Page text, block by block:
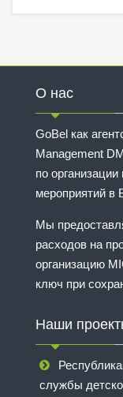
О нас
GoBel как
Management
по
мероприятий в
Мы
расходов на
организацию
ключ при
Наши
службы